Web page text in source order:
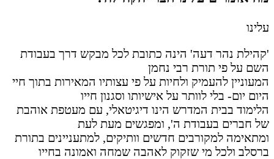
עלינו
'קהילת נהר דעה' הינה כתובת לכל מבקש דרך בעבודת
השם על פי תורת רבי נחמן
המעוניין להעמיק ולחיות על פי עצותיו המאירות בתוך חיי
היום יום- בלי לוותר על אישיותו וסגנון חייו
הלימוד בבית המדרש הינו דיגיטאלי, עם מעטפת אוהבת
של חברים בעבודת ה', ומפגשים מעת לעת
ומתאימה למקורבים חדשים וותיקים, למתעניינים בתורת
ברסלב ולכל מי שזקוק לאהבה שמחה ואמונה בחייו